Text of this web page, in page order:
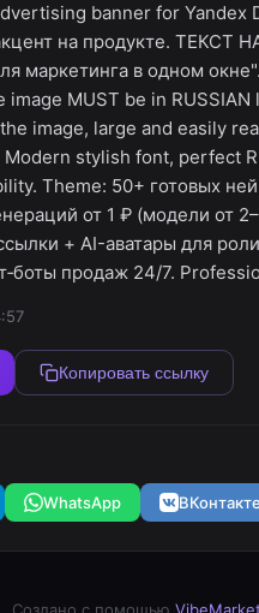
banner for
на продукте.
маркетинга в одном
image MUST be in
the image, large and easily
Modern stylish font, perfect
Theme: 50+ готовых
от 1 ₽ (модели от
+ AI-аватары для
продаж 24/7.
Копировать ссылку
WhatsApp ВКонтакте